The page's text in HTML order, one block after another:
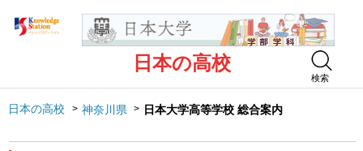
日本の高校
検索
日本の高校 神奈川県 日本大学高等学校 総合案内